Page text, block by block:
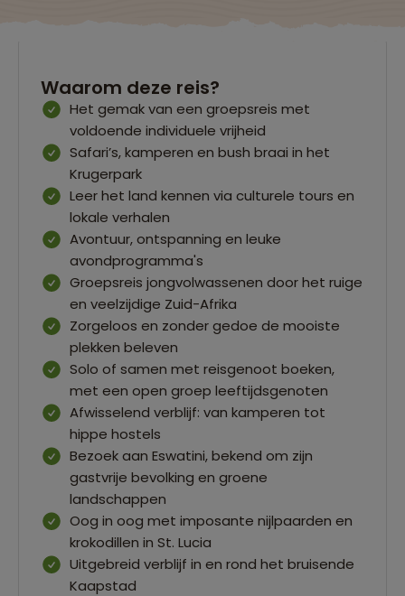
Waarom deze reis?
Het gemak van een groepsreis met
voldoende individuele vrijheid
Safari’s, kamperen en bush braai in het
Krugerpark
Leer het land kennen via culturele tours en
lokale verhalen
Avontuur, ontspanning en leuke
avondprogramma's
Groepsreis jongvolwassenen door het ruige
en veelzijdige Zuid-Afrika
Zorgeloos en zonder gedoe de mooiste
plekken beleven
Solo of samen met reisgenoot boeken,
met een open groep leeftijdsgenoten
Afwisselend verblijf: van kamperen tot
hippe hostels
Bezoek aan Eswatini, bekend om zijn
gastvrije bevolking en groene
landschappen
Oog in oog met imposante nijlpaarden en
krokodillen in St. Lucia
Uitgebreid verblijf in en rond het bruisende
Kaapstad